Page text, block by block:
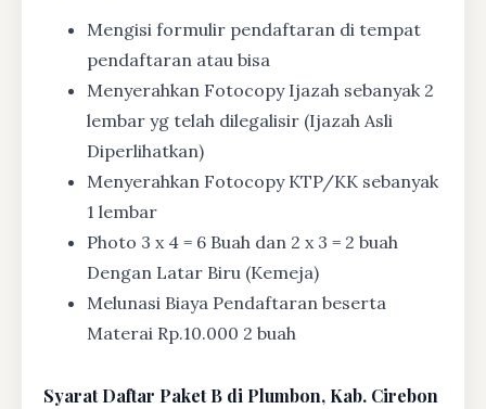
Mengisi formulir pendaftaran di tempat
pendaftaran atau bisa
Menyerahkan Fotocopy Ijazah sebanyak 2
lembar yg telah dilegalisir (Ijazah Asli
Diperlihatkan)
Menyerahkan Fotocopy KTP/KK sebanyak
1 lembar
Photo 3 x 4 = 6 Buah dan 2 x 3 = 2 buah
Dengan Latar Biru (Kemeja)
Melunasi Biaya Pendaftaran beserta
Materai Rp.10.000 2 buah
SyaratDaftar Paket B di Plumbon, Kab. Cirebon